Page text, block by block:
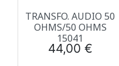
TRANSFO. AUDIO 50
OHMS/50 OHMS
15041
Prix
44,00 €